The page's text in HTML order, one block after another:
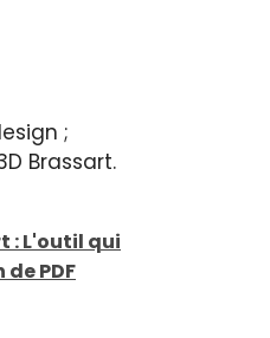
;
Brassart.
: L'outil qui
PDF